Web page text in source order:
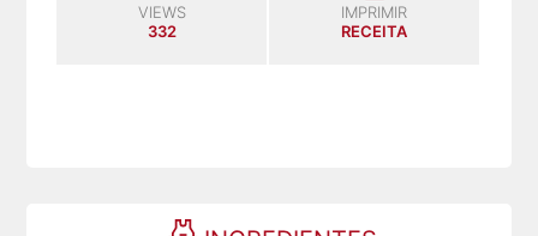
VIEWS
332
IMPRIMIR
RECEITA